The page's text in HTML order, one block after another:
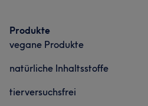
Produkte
vegane Produkte
natürliche Inhaltsstoffe
tierversuchsfrei